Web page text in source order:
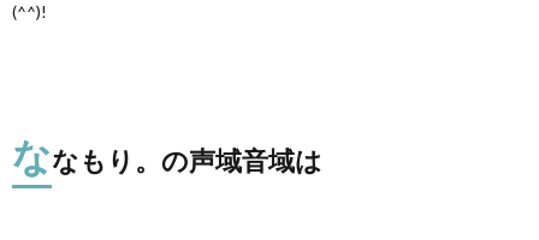
(^^)!
ななもり。の声域音域は